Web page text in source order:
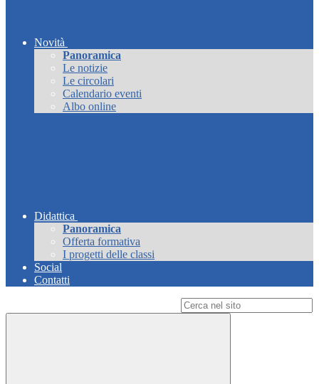
Novità
Panoramica
Le notizie
Le circolari
Calendario eventi
Albo online
Didattica
Panoramica
Offerta formativa
I progetti delle classi
Social
Contatti